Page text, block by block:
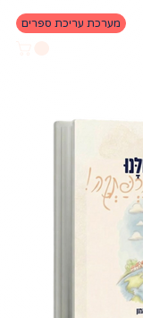
מערכת עריכת ספרים